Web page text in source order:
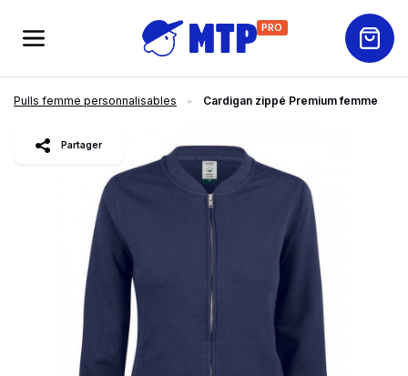
PRO
Pulls femme personnalisables Cardigan zippé Premium femme
Partager
slide1